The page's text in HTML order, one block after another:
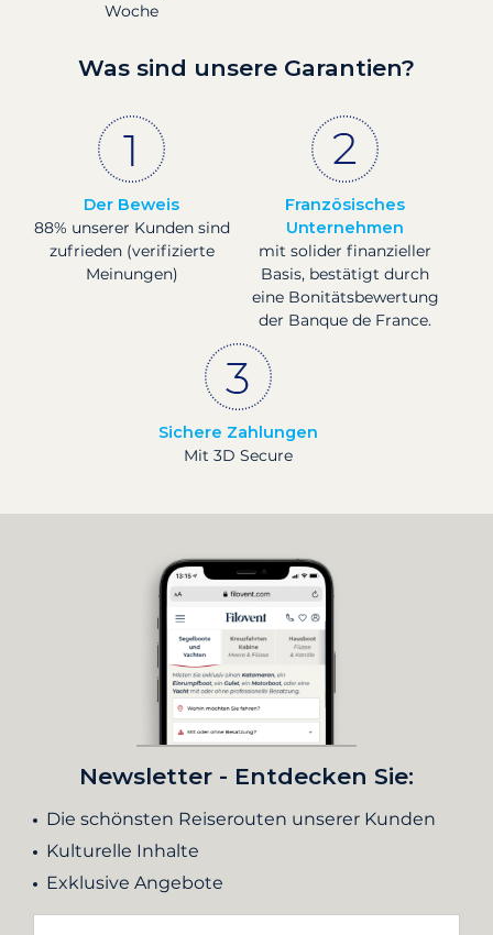
Woche
Was sind unsere Garantien?
Der Beweis
88% unserer Kunden sind
zufrieden (verifizierte
Meinungen)
Französisches
Unternehmen
mit solider finanzieller
Basis, bestätigt durch
eine Bonitätsbewertung
der Banque de France.
Sichere Zahlungen
Mit 3D Secure
Newsletter - Entdecken Sie:
Die schönsten Reiserouten unserer Kunden
Kulturelle Inhalte
Exklusive Angebote